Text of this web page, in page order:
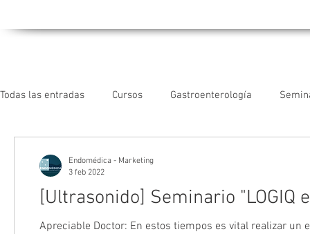
Todas las entradas Cursos Gastroenterología
Vascular Videos Radiología Intervencionista
[Ultrasonido] Seminario "LOGIQ
Apreciable Doctor: En estos tiempos es vital realizar
Endomédica - Marketing
3 feb 2022